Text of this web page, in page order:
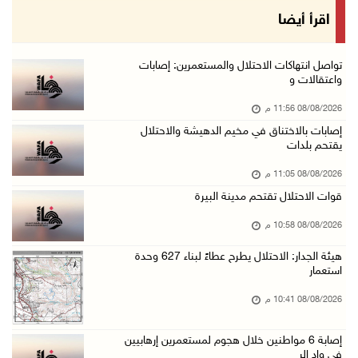
الاحتلال ينصب حواجز طيارة في محيط مخيم طولكرم ...
مستعمرون يهاجمون قرية أبو فلاح
مستعمرون يقتحمون بلدة بيت عور التحتا وقرية جل ...
08/آب/2026 06:39 م
الجامعة العربية الأمريكية تختتم فعاليات تخريج ...
08/آب/2026 05:52 م
اقرأ أيضا
تواصل انتهاكات الاحتلال والمستعمرين: إصابات
واعتقالات و
08/08/2026 11:56 م
إصابات بالاختناق في مخيم الدهيشة والاحتلال
يقتحم بلدات
08/08/2026 11:05 م
قوات الاحتلال تقتحم مدينة البيرة
08/08/2026 10:58 م
هيئة الجدار: الاحتلال يطرح عطاءً لبناء 627 وحدة
استعمار
08/08/2026 10:41 م
إصابة 6 مواطنين خلال هجوم لمستعمرين إرهابيين